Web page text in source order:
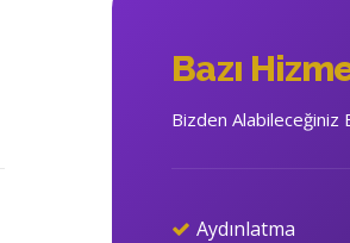
Bazı
Bizden Alabileceğiniz
Aydınlatma